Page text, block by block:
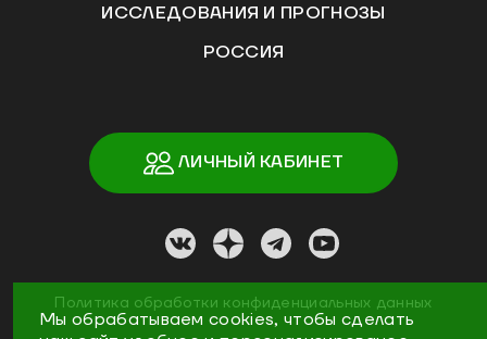
ИССЛЕДОВАНИЯ И ПРОГНОЗЫ
РОССИЯ
ЛИЧНЫЙ КАБИНЕТ
Политика обработки конфиденциальных данных
Мы обрабатываем cookies, чтобы сделать